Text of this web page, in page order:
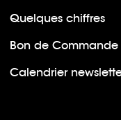
Quelques chiffres
Bon de Commande
Calendrier